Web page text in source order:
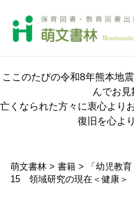
ここのたびの令和8年熊本地
んでお見
亡くなられた方々に衷心より
復旧を心よ
萌文書林 > 書籍 > 「幼児教
15 領域研究の現在＜健康＞